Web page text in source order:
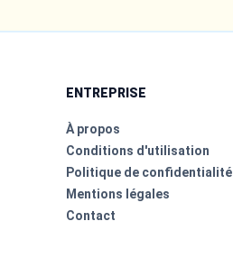
ENTREPRISE
À propos
Conditions d'utilisation
Politique de confidentialité
Mentions légales
Contact